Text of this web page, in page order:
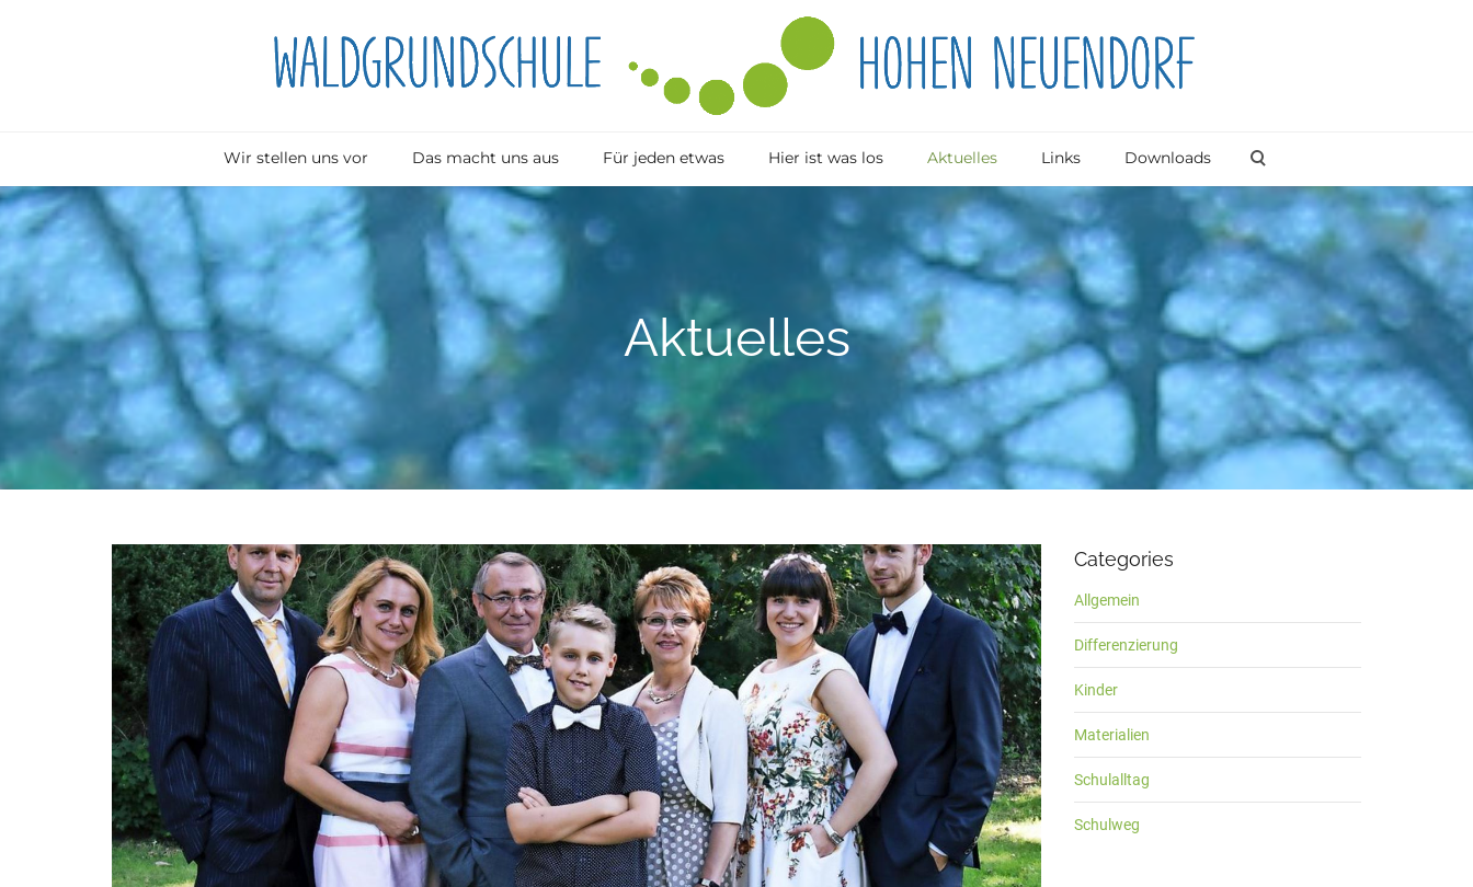
Wir stellen uns vor Das macht uns aus Für jeden etwas Hier ist was los Aktuelles Links Downloads
Aktuelles
Categories
Allgemein
Differenzierung
Kinder
Materialien
Schulalltag
Schulweg